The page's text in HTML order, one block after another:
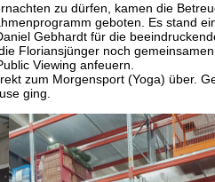
zu dürfen, kamen die
geboten. Es stand
Gebhardt für die
Floriansjünger noch
Viewing anfeuern.
zum Morgensport (Yoga) über.
ging.